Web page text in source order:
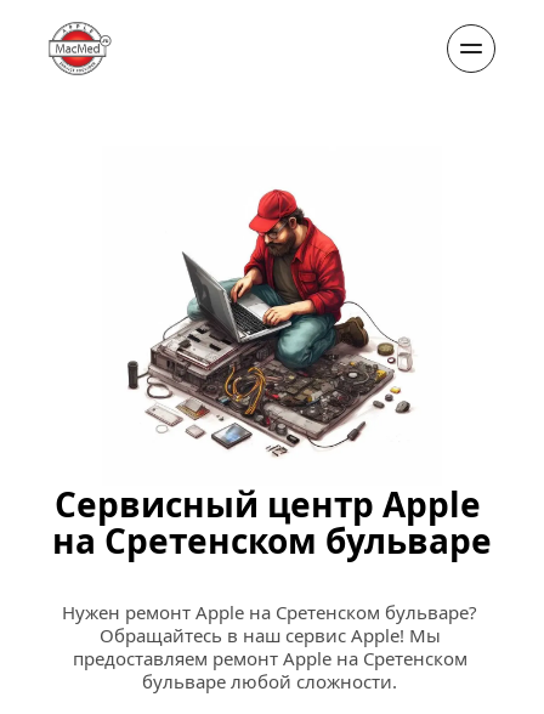
Сервисный центр Apple
на Сретенском бульваре
Нужен ремонт Apple на Сретенском бульваре?
Обращайтесь в наш сервис Apple! Мы
предоставляем ремонт Apple на Сретенском
бульваре любой сложности.